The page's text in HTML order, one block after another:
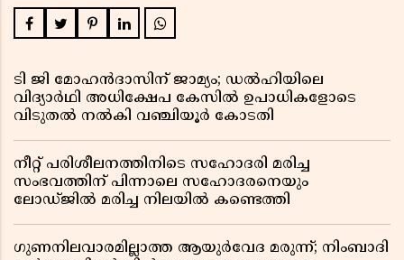
ടി ജി മോഹൻദാസിന് ജാമ്യം; ഡൽഹിയിലെ
വിദ്യാർഥി അധിക്ഷേപ കേസിൽ ഉപാധികളോടെ
വിടുതൽ നൽകി വഞ്ചിയൂർ കോടതി
നീറ്റ് പരിശീലനത്തിനിടെ സഹോദരി മരിച്ച
സംഭവത്തിന് പിന്നാലെ സഹോദരനെയും
ലോഡ്ജിൽ മരിച്ച നിലയിൽ കണ്ടെത്തി
ഗുണനിലവാരമില്ലാത്ത ആയുർവേദ മരുന്ന്; നിംബാദി